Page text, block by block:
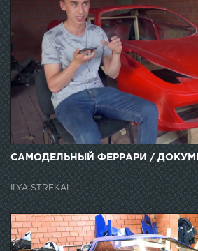
САМОДЕЛЬНЫЙ ФЕРРАРИ /
ILYA STREKAL